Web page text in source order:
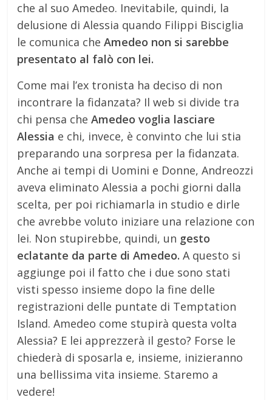
che al suo Amedeo. Inevitabile, quindi, la
delusione di Alessia quando Filippi Bisciglia
le comunica cheAmedeo non si sarebbe
presentato al falò con lei.
Come mai l’ex tronista ha deciso di non
incontrare la fidanzata? Il web si divide tra
chi pensa cheAmedeo voglia lasciare
Alessia e chi, invece, è convinto che lui stia
preparando una sorpresa per la fidanzata.
Anche ai tempi di Uomini e Donne, Andreozzi
aveva eliminato Alessia a pochi giorni dalla
scelta, per poi richiamarla in studio e dirle
che avrebbe voluto iniziare una relazione con
lei. Non stupirebbe, quindi, un gesto
eclatante da parte di Amedeo. A questo si
aggiunge poi il fatto che i due sono stati
visti spesso insieme dopo la fine delle
registrazioni delle puntate di Temptation
Island. Amedeo come stupirà questa volta
Alessia? E lei apprezzerà il gesto? Forse le
chiederà di sposarla e, insieme, inizieranno
una bellissima vita insieme. Staremo a
vedere!